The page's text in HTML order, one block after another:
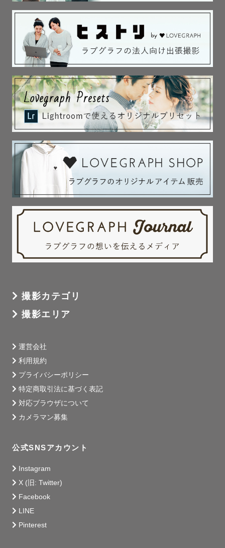
撮影カテゴリ
撮影エリア
運営会社
利用規約
プライバシーポリシー
特定商取引法に基づく表記
対応ブラウザについて
カメラマン募集
公式SNSアカウント
Instagram
X (旧: Twitter)
Facebook
LINE
Pinterest